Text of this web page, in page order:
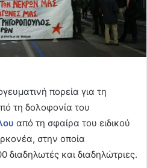
πορεία για τη
τη δολοφονία του
από τη σφαίρα του ειδικού
στην οποία
διαδηλωτές και διαδηλώτριες.